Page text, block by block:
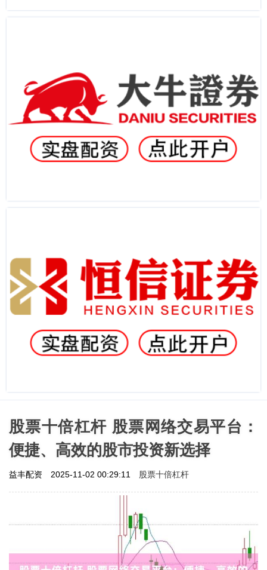
股票十倍杠杆 股票网络交易平台：
便捷、高效的股市投资新选择
益丰配资 2025-11-02 00:29:11 股票十倍杠杆